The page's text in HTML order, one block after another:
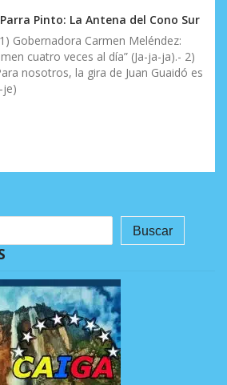
Pinto: La Antena del Cono Sur
1) Gobernadora Carmen Meléndez:
cuatro veces al día” (Ja-ja-ja).- 2)
nosotros, la gira de Juan Guaidó es
je)
Buscar